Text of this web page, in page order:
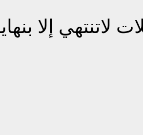
لاتنتهي إلا